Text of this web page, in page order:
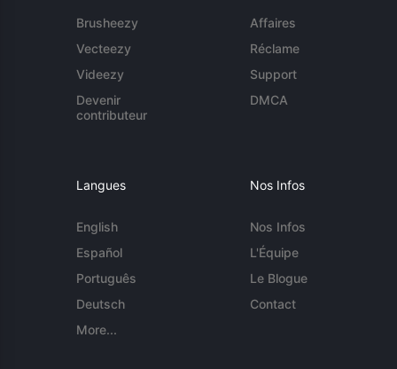
Brusheezy
Vecteezy
Videezy
Devenir
contributeur
Affaires
Réclame
Support
DMCA
Langues
English
Español
Português
Deutsch
More...
Nos Infos
Nos Infos
L'Équipe
Le Blogue
Contact